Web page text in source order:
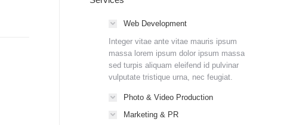
Web Development
Integer vitae ante vitae mauris ipsum
massa lorem ipsum dolor ipsum massa
sed turpis aliquam eleifend id pulvinar
vulputate tristique urna, nec feugiat.
Photo & Video Production
Marketing & PR